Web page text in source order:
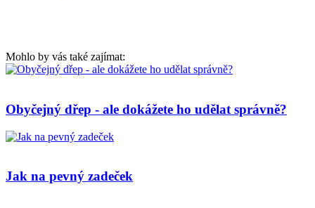
Mohlo by vás také zajímat:
Obyčejný dřep - ale dokážete ho udělat správně?
Jak na pevný zadeček